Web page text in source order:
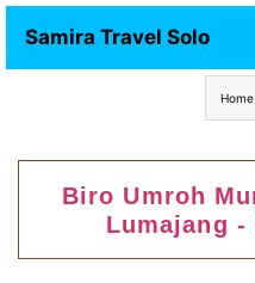
Samira Travel Solo
Home
Biro Umroh
Lumajang -